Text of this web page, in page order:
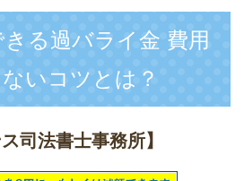
る過バライ金 費用
いコツとは？
司法書士事務所】